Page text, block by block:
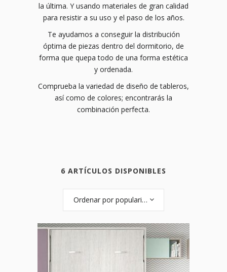
la última. Y usando materiales de gran calidad
para resistir a su uso y el paso de los años.
Te ayudamos a conseguir la distribución
óptima de piezas dentro del dormitorio, de
forma que quepa todo de una forma estética
y ordenada.
Comprueba la variedad de diseño de tableros,
así como de colores; encontrarás la
combinación perfecta.
6 ARTÍCULOS DISPONIBLES
Ordenar por popularidad